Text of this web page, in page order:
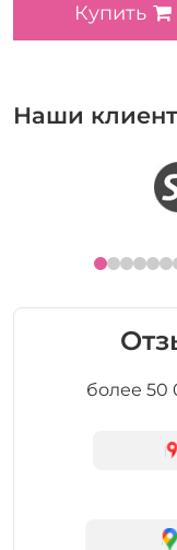
Купить
Наши
более 50